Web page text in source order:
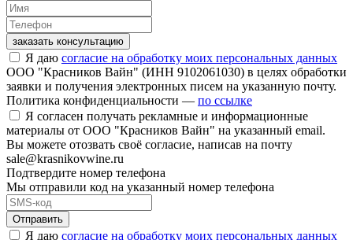
заказать консультацию
Я даю согласие на обработку моих персональных данных
ООО "Красников Вайн" (ИНН 9102061030) в целях обработки
заявки и получения электронных писем на указанную почту.
Политика конфиденциальности — по ссылке
Я согласен получать рекламные и информационные
материалы от ООО "Красников Вайн" на указанный email.
Вы можете отозвать своё согласие, написав на почту
sale@krasnikovwine.ru
Подтвердите номер телефона
Мы отправили код на указанный номер телефона
Отправить
Я даю согласие на обработку моих персональных данных